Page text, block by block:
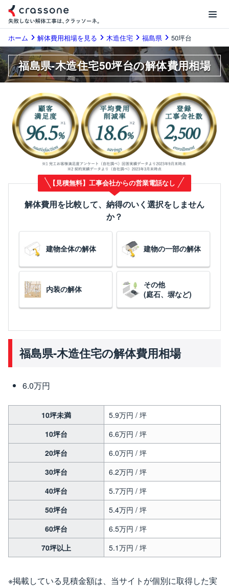
ホーム 解体費用相場を見る 木造住宅 福島県 50坪台
福島県-木造住宅50坪台の解体費用相場
【見積無料】工事会社からの営業電話なし
解体費用を比較して、納得のいく選択をしません
か？
建物全体の解体 建物の一部の解体
内装の解体
その他
(庭石、塀など)
福島県-木造住宅の解体費用相場
6.0万円
10坪未満
5.9万円 / 坪
10坪台
6.6万円 / 坪
20坪台
6.0万円 / 坪
30坪台
6.2万円 / 坪
40坪台
5.7万円 / 坪
50坪台
5.4万円 / 坪
60坪台
6.5万円 / 坪
70坪以上
5.1万円 / 坪
※掲載している見積金額は、当サイトが個別に取得した実